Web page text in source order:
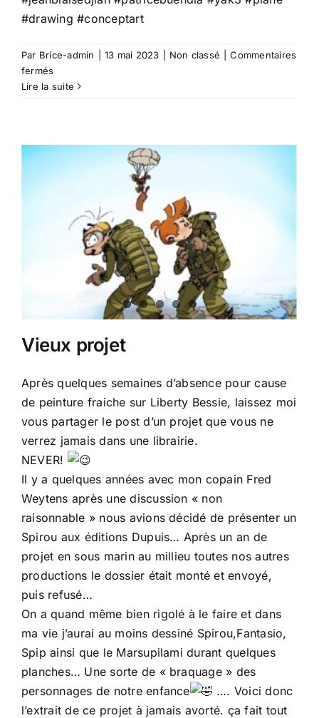
#drawing #conceptart
Par Brice-admin 13 mai 2023 Non classé
Commentaires
ferméssur
Retour
sur
Lire la suite
Vieux projet
Après quelques semaines d’absence pour cause
de peinture fraiche sur Liberty Bessie, laissez moi
vous partager le post d’un projet que vous ne
verrez jamais dans une librairie.
NEVER!
Il y a quelques années avec mon copain Fred
Weytens après une discussion « non
raisonnable » nous avions décidé de présenter un
Spirou aux éditions Dupuis… Après un an de
projet en sous marin au millieu toutes nos autres
productions le dossier était monté et envoyé,
puis refusé…
On a quand même bien rigolé à le faire et dans
ma vie j’aurai au moins dessiné Spirou,Fantasio,
Spip ainsi que le Marsupilami durant quelques
planches… Une sorte de « braquage » des
personnages de notre enfance
…. Voici donc
l’extrait de ce projet à jamais avorté. ça fait tout